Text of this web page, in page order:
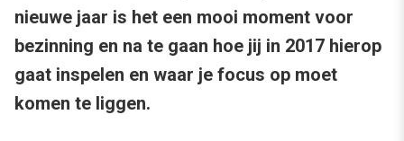
nieuwe jaar is het een mooi moment voor
bezinning en na te gaan hoe jij in 2017 hierop
gaat inspelen en waar je focus op moet
komen te liggen.